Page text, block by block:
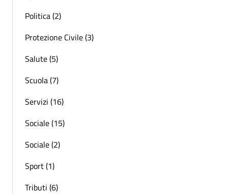
Politica (2)
Protezione Civile (3)
Salute (5)
Scuola (7)
Servizi (16)
Sociale (15)
Sociale (2)
Sport (1)
Tributi (6)